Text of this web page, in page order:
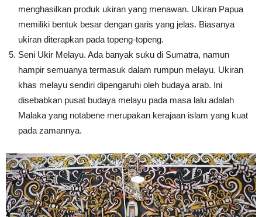
menghasilkan produk ukiran yang menawan. Ukiran Papua
memiliki bentuk besar dengan garis yang jelas. Biasanya
ukiran diterapkan pada topeng-topeng.
Seni Ukir Melayu. Ada banyak suku di Sumatra, namun
hampir semuanya termasuk dalam rumpun melayu. Ukiran
khas melayu sendiri dipengaruhi oleh budaya arab. Ini
disebabkan pusat budaya melayu pada masa lalu adalah
Malaka yang notabene merupakan kerajaan islam yang kuat
pada zamannya.